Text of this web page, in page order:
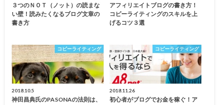
３つのＮＯＴ（ノット）の読まな
い壁！読みたくなるブログ文章の
書き方
アフィリエイトブログの書き方！
コピーライティングのスキルを上
げるコツ３選
コピーライティング
2018.10.5
神田昌典氏のPASONAの法則は、
コピーライティング
2018.11.26
初心者がブログでお金を稼ぐ！ア